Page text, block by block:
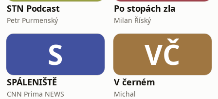
STN Podcast
Petr Purmenský
Po stopách zla
Milan Říský
S
SPÁLENIŠTĚ
CNN Prima NEWS
VČ
V černém
Michal